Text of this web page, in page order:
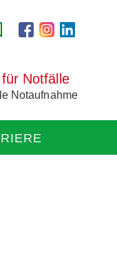
Notfälle
Notaufnahme